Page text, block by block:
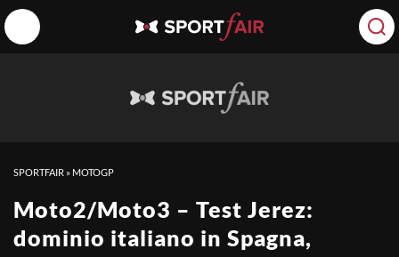
SPORTFAIR » MOTOGP
Moto2/Moto3 – Test Jerez:
dominio italiano in Spagna,